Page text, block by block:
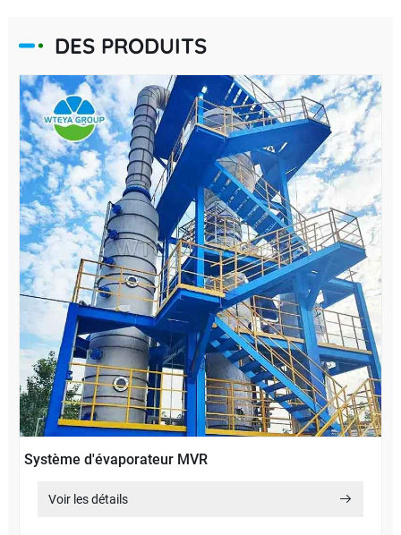
DES PRODUITS
Système d'évaporateur MVR
Voir les détails